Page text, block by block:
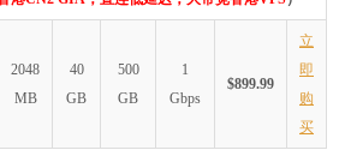
2048
MB
40
GB
500
GB
1
Gbps
$899.99
立
即
购
买